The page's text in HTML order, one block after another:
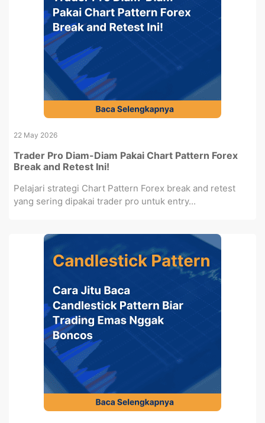
22 May 2026
Trader Pro Diam-Diam Pakai Chart Pattern Forex
Break and Retest Ini!
Pelajari strategi Chart Pattern Forex break and retest
yang sering dipakai trader pro untuk entry...